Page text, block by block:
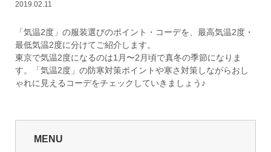
2019.02.11
「気温2度」の服装選びのポイント・コーデを、最高気温2度・
最低気温2度に分けてご紹介します。
東京で気温2度になるのは1月〜2月頃で真冬の季節になりま
す。「気温2度」の防寒対策ポイントや寒さ対策しながらおし
ゃれに見えるコーデをチェックしていきましょう♪
MENU